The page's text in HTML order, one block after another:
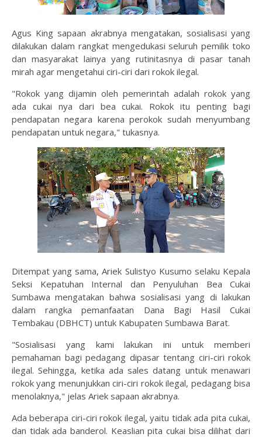
Agus King sapaan akrabnya mengatakan, sosialisasi yang
dilakukan dalam rangkat mengedukasi seluruh pemilik toko
dan masyarakat lainya yang rutinitasnya di pasar tanah
mirah agar mengetahui ciri-ciri dari rokok ilegal.
"Rokok yang dijamin oleh pemerintah adalah rokok yang
ada cukai nya dari bea cukai. Rokok itu penting bagi
pendapatan negara karena perokok sudah menyumbang
pendapatan untuk negara," tukasnya.
Ditempat yang sama, Ariek Sulistyo Kusumo selaku Kepala
Seksi Kepatuhan Internal dan Penyuluhan Bea Cukai
Sumbawa mengatakan bahwa sosialisasi yang di lakukan
dalam rangka pemanfaatan Dana Bagi Hasil Cukai
Tembakau (DBHCT) untuk Kabupaten Sumbawa Barat.
"Sosialisasi yang kami lakukan ini untuk memberi
pemahaman bagi pedagang dipasar tentang ciri-ciri rokok
ilegal. Sehingga, ketika ada sales datang untuk menawari
rokok yang menunjukkan ciri-ciri rokok ilegal, pedagang bisa
menolaknya," jelas Ariek sapaan akrabnya.
Ada beberapa ciri-ciri rokok ilegal, yaitu tidak ada pita cukai,
dan tidak ada banderol. Keaslian pita cukai bisa dilihat dari